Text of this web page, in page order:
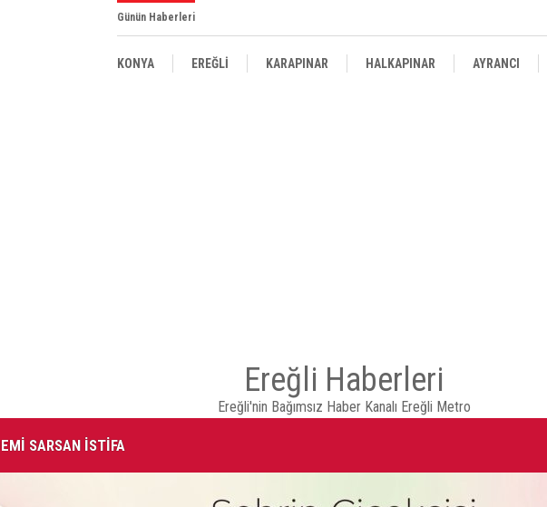
Günün Haberleri
KONYA EREĞLİ KARAPINAR HALKAPINAR AYRANCI
Ereğli Haberleri
Ereğli'nin Bağımsız Haber Kanalı Ereğli Metro
Bedirhan öldü, 3 kişi yaralandı